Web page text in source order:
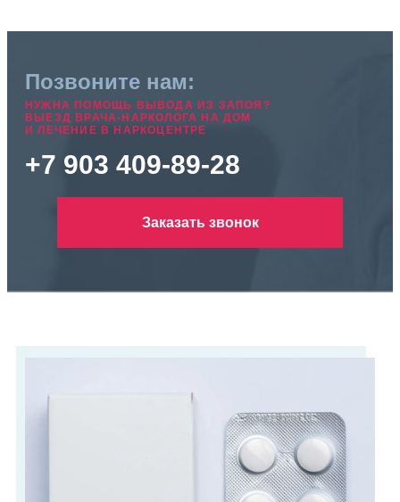
Позвоните нам:
НУЖНА ПОМОЩЬ ВЫВОДА ИЗ ЗАПОЯ?
ВЫЕЗД ВРАЧА-НАРКОЛОГА НА ДОМ
И ЛЕЧЕНИЕ В НАРКОЦЕНТРЕ
+7 903 409-89-28
Заказать звонок